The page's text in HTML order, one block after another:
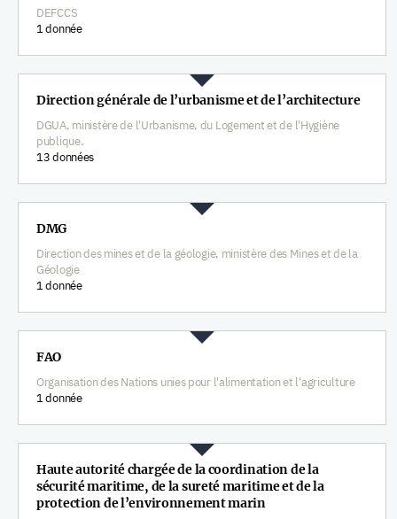
DEFCCS
1 donnée
Direction générale de l’urbanisme et de l’architecture
DGUA, ministère de l'Urbanisme, du Logement et de l'Hygiène
publique.
13 données
DMG
Direction des mines et de la géologie, ministère des Mines et de la
Géologie
1 donnée
FAO
Organisation des Nations unies pour l'alimentation et l'agriculture
1 donnée
Haute autorité chargée de la coordination de la
sécurité maritime, de la sureté maritime et de la
protection de l’environnement marin